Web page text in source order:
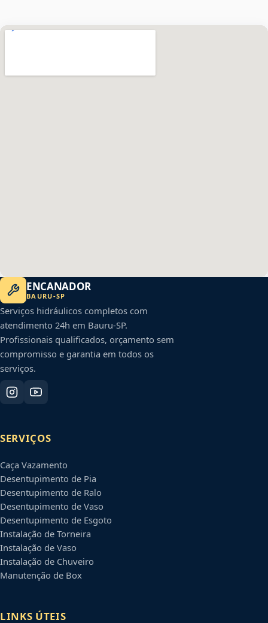
ENCANADOR
BAURU-SP
Serviços hidráulicos completos com
atendimento 24h em Bauru-SP.
Profissionais qualificados, orçamento sem
compromisso e garantia em todos os
serviços.
SERVIÇOS
Caça Vazamento
Desentupimento de Pia
Desentupimento de Ralo
Desentupimento de Vaso
Desentupimento de Esgoto
Instalação de Torneira
Instalação de Vaso
Instalação de Chuveiro
Manutenção de Box
LINKS ÚTEIS